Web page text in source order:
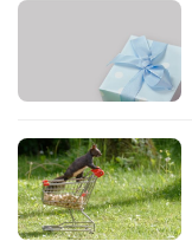
业
创
业
项